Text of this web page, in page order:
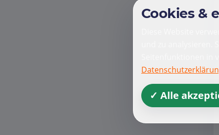
Cookies &
Diese Website
und zu analysieren.
✓ Alle